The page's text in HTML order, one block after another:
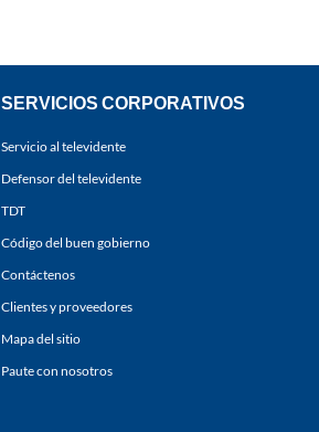
SERVICIOS CORPORATIVOS
Servicio al televidente
Defensor del televidente
TDT
Código del buen gobierno
Contáctenos
Clientes y proveedores
Mapa del sitio
Paute con nosotros